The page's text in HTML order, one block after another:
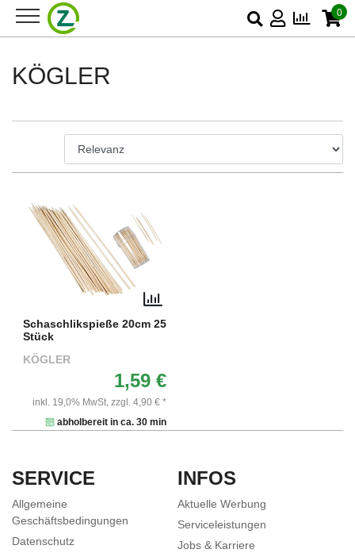
0
KÖGLER
Schaschlikspieße 20cm 25
Stück
KÖGLER
1,59 €
inkl. 19,0% MwSt, zzgl. 4,90 € *
abholbereit in ca. 30 min
SERVICE
Allgemeine
Geschäftsbedingungen
Datenschutz
INFOS
Aktuelle Werbung
Serviceleistungen
Jobs & Karriere